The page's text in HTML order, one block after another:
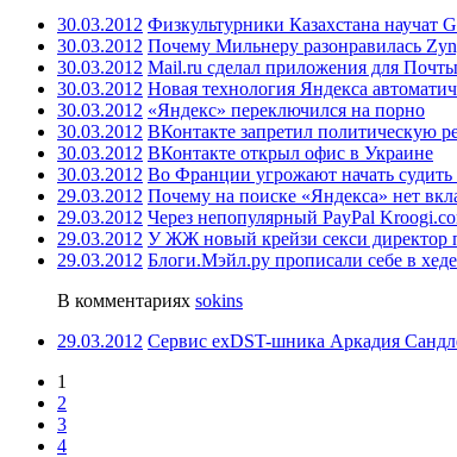
30.03.2012 Физкультурники Казахстана научат
30.03.2012 Почему Мильнеру разонравилась
30.03.2012 Mail.ru сделал приложения для
30.03.2012 Новая технология Яндекса
30.03.2012 «Яндекс» переключился на порно
30.03.2012 ВКонтакте запретил политическую
30.03.2012 ВКонтакте открыл офис в Украине
30.03.2012 Во Франции угрожают начать судить
29.03.2012 Почему на поиске «Яндекса» нет
29.03.2012 Через непопулярный PayPal
29.03.2012 У ЖЖ новый крейзи секси директор
29.03.2012 Блоги.Мэйл.ру прописали себе в
В комментариях sokins
29.03.2012 Сервис exDST-шника Аркадия
1
2
3
4